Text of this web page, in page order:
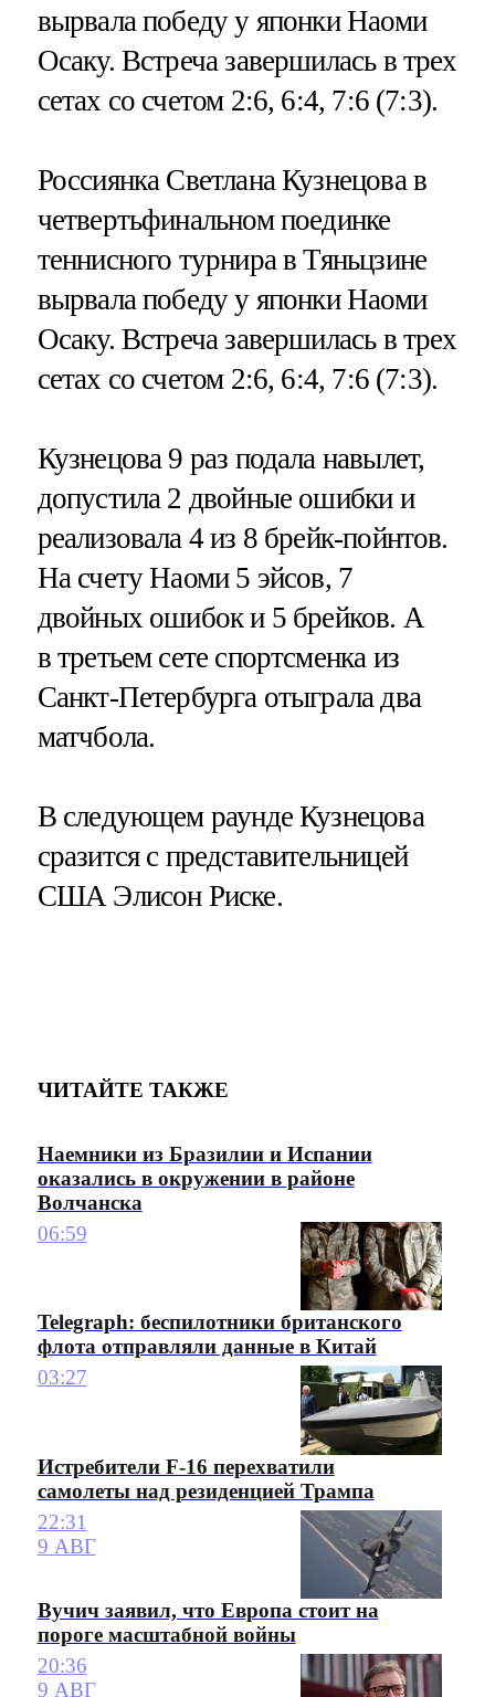
вырвала победу у японки Наоми
Осаку. Встреча завершилась в трех
сетах со счетом 2:6, 6:4, 7:6 (7:3).
Россиянка Светлана Кузнецова в
четвертьфинальном поединке
теннисного турнира в Тяньцзине
вырвала победу у японки Наоми
Осаку. Встреча завершилась в трех
сетах со счетом 2:6, 6:4, 7:6 (7:3).
Кузнецова 9 раз подала навылет,
допустила 2 двойные ошибки и
реализовала 4 из 8 брейк-пойнтов.
На счету Наоми 5 эйсов, 7
двойных ошибок и 5 брейков. А
в третьем сете спортсменка из
Санкт-Петербурга отыграла два
матчбола.
В следующем раунде Кузнецова
сразится с представительницей
США Элисон Риске.
ЧИТАЙТЕ ТАКЖЕ
Наемники из Бразилии и Испании
оказались в окружении в районе
Волчанска
06:59
Telegraph: беспилотники британского
флота отправляли данные в Китай
03:27
Истребители F-16 перехватили
самолеты над резиденцией Трампа
22:31
9 АВГ
Вучич заявил, что Европа стоит на
пороге масштабной войны
20:36
9 АВГ